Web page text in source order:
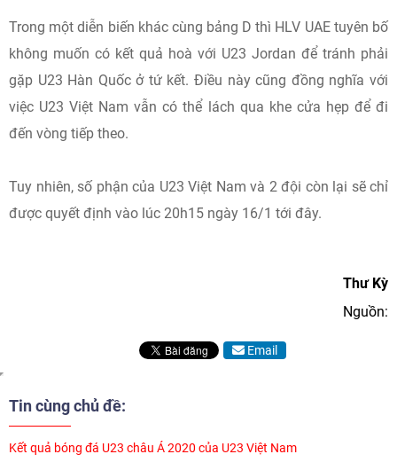
Trong một diễn biến khác cùng bảng D thì HLV UAE tuyên bố
không muốn có kết quả hoà với U23 Jordan để tránh phải
gặp U23 Hàn Quốc ở tứ kết. Điều này cũng đồng nghĩa với
việc U23 Việt Nam vẫn có thể lách qua khe cửa hẹp để đi
đến vòng tiếp theo.
Tuy nhiên, số phận của U23 Việt Nam và 2 đội còn lại sẽ chỉ
được quyết định vào lúc 20h15 ngày 16/1 tới đây.
Thư Kỳ
Nguồn:
Email
Tin cùng chủ đề:
Kết quả bóng đá U23 châu Á 2020 của U23 Việt Nam